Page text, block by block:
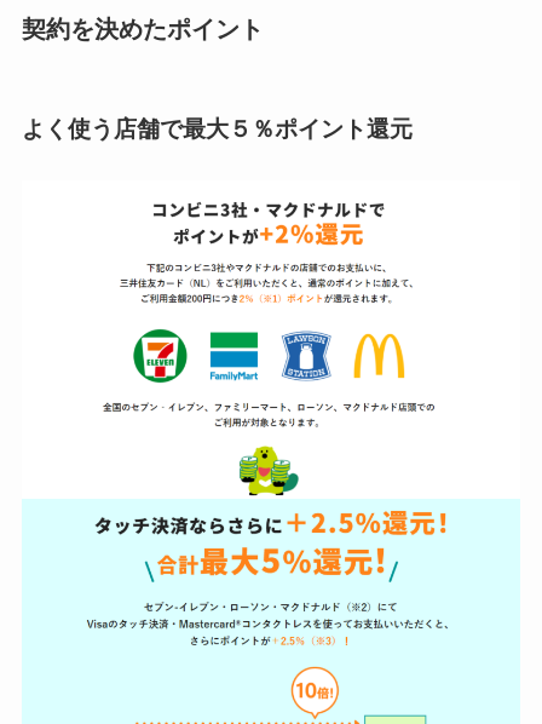
契約を決めたポイント
よく使う店舗で最大５％ポイント還元